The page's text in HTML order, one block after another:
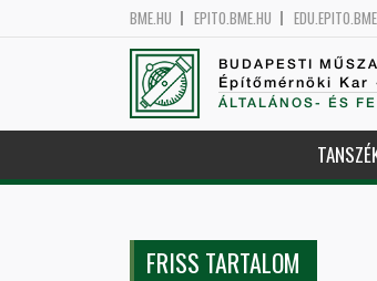
BME.HU EPITO.BME.HU
BUDAPESTI
Építőmérnöki Kar
ÁLTALÁNOS- ÉS
FRISS TARTALOM